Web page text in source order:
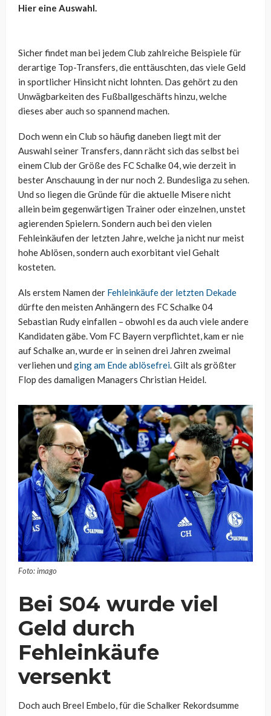
Hier eine Auswahl.
Sicher findet man bei jedem Club zahlreiche Beispiele für
derartige Top-Transfers, die enttäuschten, das viele Geld
in sportlicher Hinsicht nicht lohnten. Das gehört zu den
Unwägbarkeiten des Fußballgeschäfts hinzu, welche
dieses aber auch so spannend machen.
Doch wenn ein Club so häufig daneben liegt mit der
Auswahl seiner Transfers, dann rächt sich das selbst bei
einem Club der Größe des FC Schalke 04, wie derzeit in
bester Anschauung in der nur noch 2. Bundesliga zu sehen.
Und so liegen die Gründe für die aktuelle Misere nicht
allein beim gegenwärtigen Trainer oder einzelnen, unstet
agierenden Spielern. Sondern auch bei den vielen
Fehleinkäufen der letzten Jahre, welche ja nicht nur meist
hohe Ablösen, sondern auch exorbitant viel Gehalt
kosteten.
Als erstem Namen der Fehleinkäufe der letzten Dekade
dürfte den meisten Anhängern des FC Schalke 04
Sebastian Rudy einfallen – obwohl es da auch viele andere
Kandidaten gäbe. Vom FC Bayern verpflichtet, kam er nie
auf Schalke an, wurde er in seinen drei Jahren zweimal
verliehen und ging am Ende ablösefrei. Gilt als größter
Flop des damaligen Managers Christian Heidel.
Foto: imago
Bei S04 wurde viel
Geld durch
Fehleinkäufe
versenkt
Doch auch Breel Embelo, für die Schalker Rekordsumme